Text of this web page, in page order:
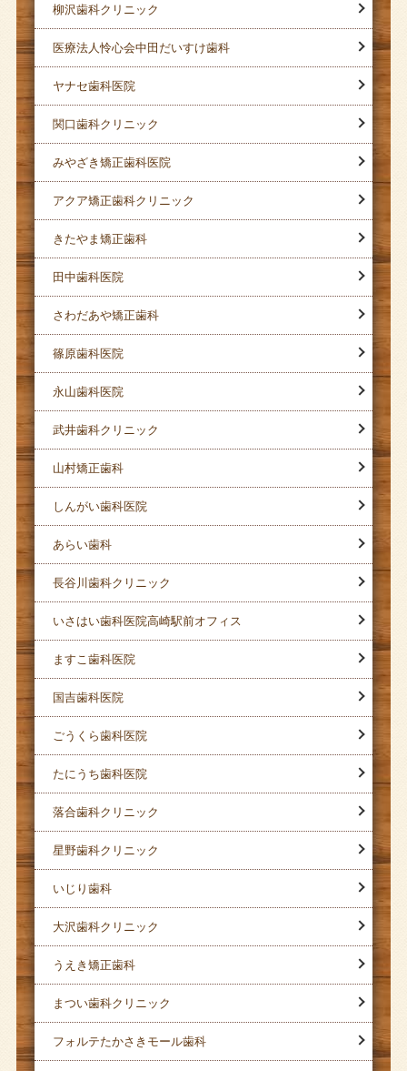
柳沢歯科クリニック
医療法人怜心会中田だいすけ歯科
ヤナセ歯科医院
関口歯科クリニック
みやざき矯正歯科医院
アクア矯正歯科クリニック
きたやま矯正歯科
田中歯科医院
さわだあや矯正歯科
篠原歯科医院
永山歯科医院
武井歯科クリニック
山村矯正歯科
しんがい歯科医院
あらい歯科
長谷川歯科クリニック
いさはい歯科医院高崎駅前オフィス
ますこ歯科医院
国吉歯科医院
ごうくら歯科医院
たにうち歯科医院
落合歯科クリニック
星野歯科クリニック
いじり歯科
大沢歯科クリニック
うえき矯正歯科
まつい歯科クリニック
フォルテたかさきモール歯科